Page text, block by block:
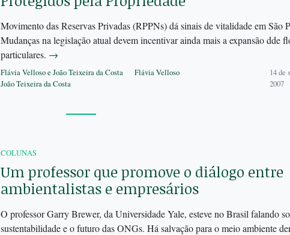
Movimento das Reservas Privadas (RPPNs) dá sinais de vitalidade em São
Mudanças na legislação atual devem incentivar ainda mais a expansão dde
particulares. →
Flávia Velloso e João Teixeira da Costa
Flávia Velloso
João Teixeira da Costa
14 de
2007
COLUNAS
Um professor que promove o diálogo entre
ambientalistas e empresários
O professor Garry Brewer, da Universidade Yale, esteve no Brasil falando
sustentabilidade e o futuro das ONGs. Há salvação para o meio ambiente